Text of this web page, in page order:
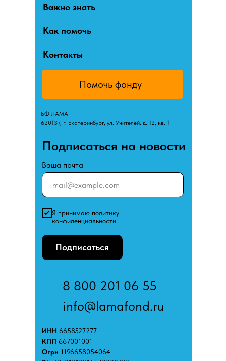
Подписаться на новости
ИНН 6658527277
КПП 667001001
Огрн 1196658054064
БФ ЛАМА
620137, г. Екатеринбург, ул. Учителей. д. 12, кв. 1
info@lamafond.ru
Ваша почта
Я принимаю политику
конфиденциальности
Подписаться
8 800 201 06 55
Помочь фонду
Важно знать
Контакты
Как помочь